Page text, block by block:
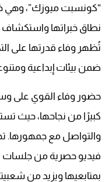
“كونسبت ميوزك”،
نطاق خبراتها واستكشاف
تُظهر وفاء قدرتها على
ضمن بيئات إبداعية
حضور وفاء القوي على
كبيرًا من نجاحها، حيث
والتواصل مع
فيديو حصرية من جلسات
بمتابعيها ويزيد من